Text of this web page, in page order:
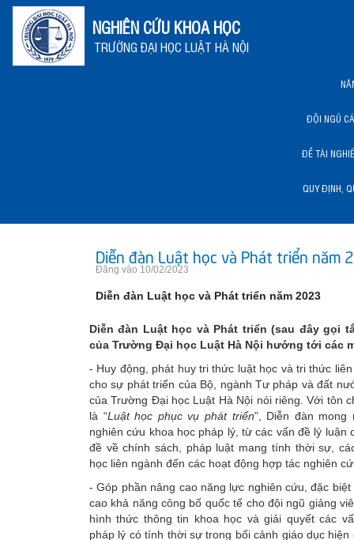
NGHIÊN CỨU KHOA HỌC
TRƯỜNG ĐẠI HỌC LUẬT HÀ NỘI
ĐỘI NGŨ
ĐỀ TÀI
QUY ĐỊNH,
Diễn đàn Luật học và Phát triển năm
Đăng vào 10/02/2023
Diễn đàn Luật học và Phát triển năm 2023
Diễn đàn Luật học và Phát triển (sau đây gọi
của Trường Đại học Luật Hà Nội hướng tới các
- Huy động, phát huy tri thức luật học và tri thức
cho sự phát triển của Bộ, ngành Tư pháp và đất
của Trường Đại học Luật Hà Nội nói riêng. Với tôn
là “Luật học phục vụ phát triển”, Diễn đàn mong
nghiên cứu khoa học pháp lý, từ các vấn đề lý luận
đề về chính sách, pháp luật mang tính thời sự,
học liên ngành đến các hoạt động hợp tác nghiên
- Góp phần nâng cao năng lực nghiên cứu, đặc
cao khả năng công bố quốc tế cho đội ngũ giảng
hình thức thông tin khoa học và giải quyết các
pháp lý có tính thời sự trong bối cảnh giáo dục hiện